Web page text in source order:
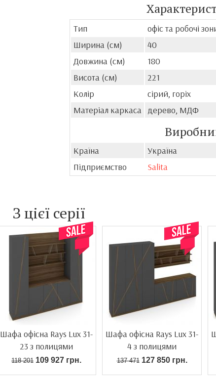
Тип
офіс та робочі
Ширина (см)
40
Довжина (см)
180
Висота (см)
221
Колір
сірий, горіх
Матеріал каркаса дерево, МДФ
Країна
Україна
Підприємство
Salita
З цієї серії
Шафа офісна Rays Lux 31-
23 з полицями
118 201 109 927 грн.
Шафа офісна Rays Lux 31-
4 з полицями
137 471127 850 грн.